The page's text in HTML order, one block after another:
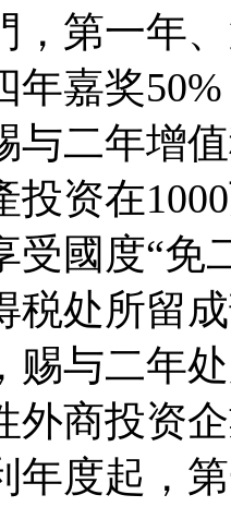
，第一年
年嘉奖
与二年增
投资在
受國度“免
税处所留
赐与二年
外商投资
年度起，